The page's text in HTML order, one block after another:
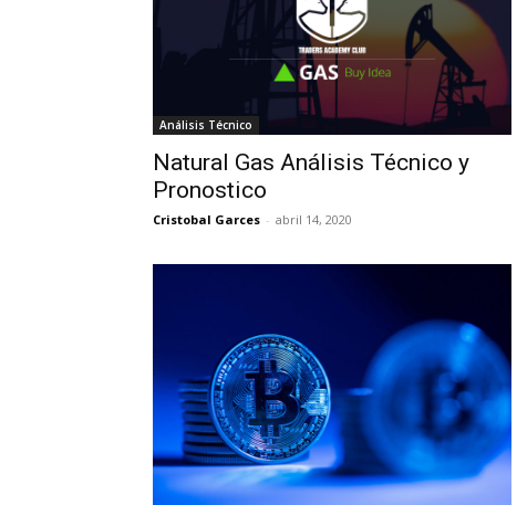
Análisis Técnico
Natural Gas Análisis Técnico y
Pronostico
Cristobal Garces - abril 14, 2020